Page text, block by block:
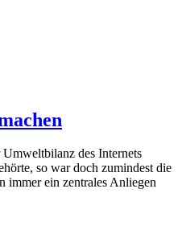
Umweltbilanz des Internets
so war doch zumindest die
immer ein zentrales Anliegen